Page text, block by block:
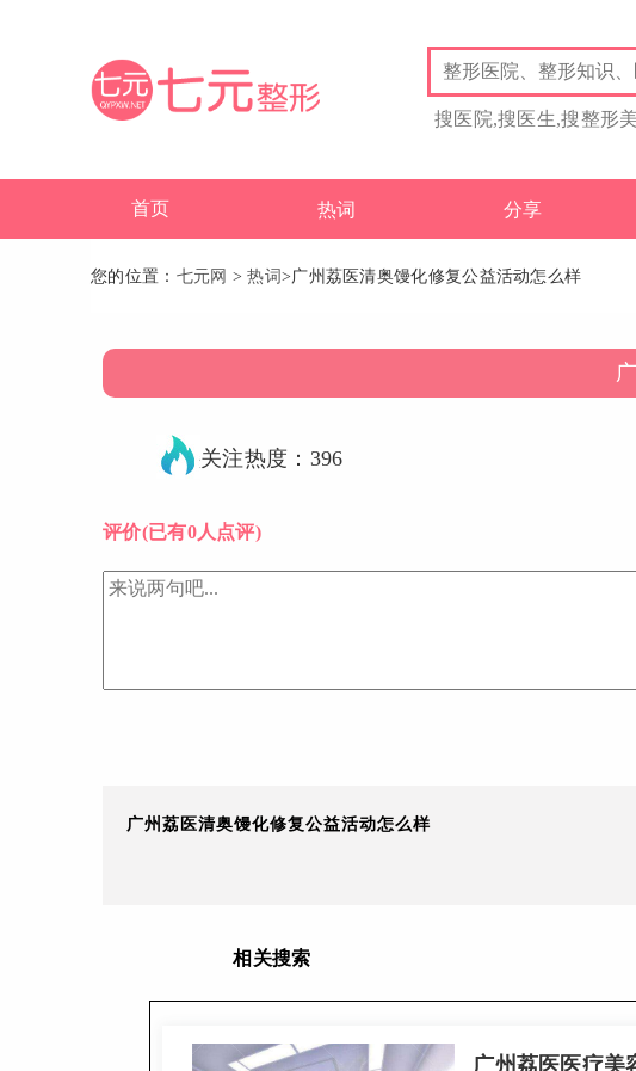
搜医院,搜医生,搜整形
首页 热词 分享
您的位置： 七元网 >热词>广州荔医清奥馒化修复公益活动怎么样
关注热度：396
评价(已有0人点评)
广州荔医清奥馒化修复公益活动怎么样
相关搜索